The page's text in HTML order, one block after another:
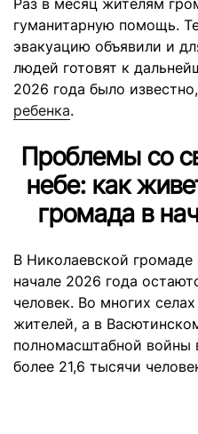
Раз в месяц жителям
гуманитарную помощь.
эвакуацию объявили и
людей готовят к
2026 года было
ребенка.
Проблемы со
небе: как
громада в
В Николаевской
начале 2026 года
человек. Во многих
жителей, а в
полномасштабной войны
более 21,6 тысячи